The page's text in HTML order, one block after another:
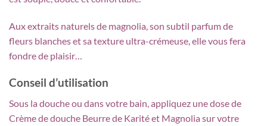
Aux extraits naturels de magnolia, son subtil parfum de
fleurs blanches et sa texture ultra-crémeuse, elle vous fera
fondre de plaisir…
Conseil d’utilisation
Sous la douche ou dans votre bain, appliquez une dose de
Crème de douche Beurre de Karité et Magnolia sur votre